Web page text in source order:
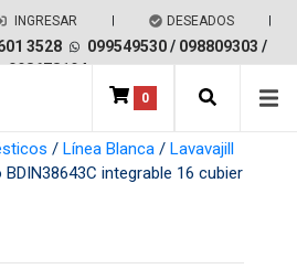
INGRESAR | DESEADOS |
3528 099549530/ 098809303 /
098678194
0
/ Línea Blanca / Lavavajill
integrable 16 cubier